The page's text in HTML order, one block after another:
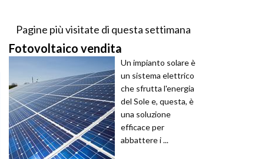
Pagine più visitate di questa settimana
Fotovoltaico vendita
Un impianto solare è
un sistema elettrico
che sfrutta l'energia
del Sole e, questa, è
una soluzione
efficace per
abbattere i ...